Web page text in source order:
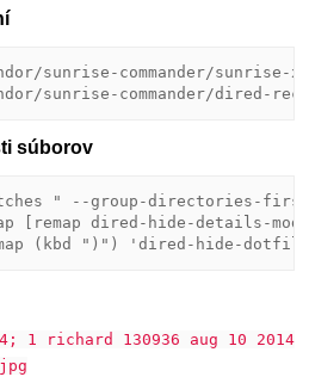
sunrise-commander/sunrise-
sunrise-commander/dired-
súborov
" --group-directories-
[remap dired-hide-details-
(kbd
")"
1 richard 130936 aug 10 2014